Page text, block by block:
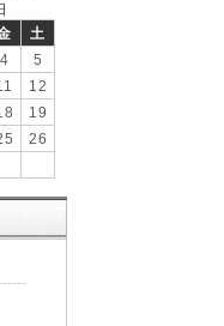
土
4
5
12
19
26